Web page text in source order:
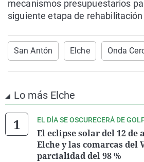
mecanismos presupuestarios
siguiente etapa de
San Antón Elche Onda
Lo más Elche
EL DÍA SE OSCURECERÁ DE
El eclipse solar del 12 de
Elche y las comarcas del
parcialidad del 98 %